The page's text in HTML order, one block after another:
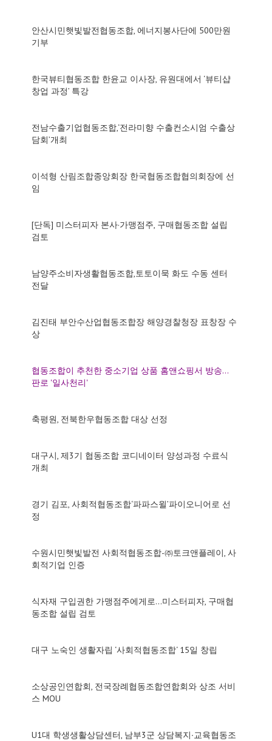
안산시민햇빛발전협동조합, 에너지봉사단에 500만원
기부
한국뷰티협동조합 한윤교 이사장, 유원대에서 ‘뷰티샵
창업 과정’ 특강
전남수출기업협동조합,‘전라미향 수출컨소시엄 수출상
담회’개최
이석형 산림조합종앙회장 한국협동조합협의회장에 선
임
[단독] 미스터피자 본사·가맹점주, 구매협동조합 설립
검토
남양주소비자생활협동조합,토토이묵 화도 수동 센터
전달
김진태 부안수산업협동조합장 해양경찰청장 표창장 수
상
협동조합이 추천한 중소기업 상품 홈앤쇼핑서 방송…
판로 '일사천리'
축평원, 전북한우협동조합 대상 선정
대구시, 제3기 협동조합 코디네이터 양성과정 수료식
개최
경기 김포, 사회적협동조합‘파파스윌’파이오니어로 선
정
수원시민햇빛발전 사회적협동조합-㈜토크앤플레이, 사
회적기업 인증
식자재 구입권한 가맹점주에게로…미스터피자, 구매협
동조합 설립 검토
대구 노숙인 생활자립 ‘사회적협동조합‘ 15일 창립
소상공인연합회, 전국장례협동조합연합회와 상조 서비
스 MOU
U1대 학생생활상담센터, 남부3군 상담복지∙교육협동조